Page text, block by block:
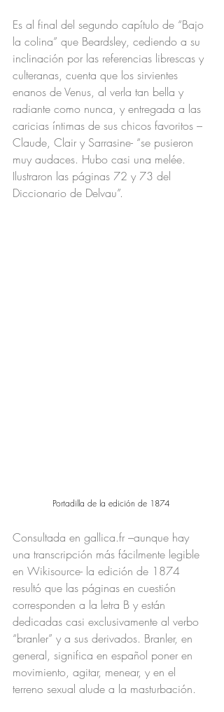
Es al final del segundo capítulo de “Bajo
la colina” que Beardsley, cediendo a su
inclinación por las referencias librescas y
culteranas, cuenta que los sirvientes
enanos de Venus, al verla tan bella y
radiante como nunca, y entregada a las
caricias íntimas de sus chicos favoritos –
Claude, Clair y Sarrasine- “se pusieron
muy audaces. Hubo casi una melée.
Ilustraron las páginas 72 y 73 del
Diccionario de Delvau”.
Portadilla de la edición de 1874
Consultada en gallica.fr –aunque hay
una transcripción más fácilmente legible
en Wikisource- la edición de 1874
resultó que las páginas en cuestión
corresponden a la letra B y están
dedicadas casi exclusivamente al verbo
“branler” y a sus derivados. Branler, en
general, significa en español poner en
movimiento, agitar, menear, y en el
terreno sexual alude a la masturbación.